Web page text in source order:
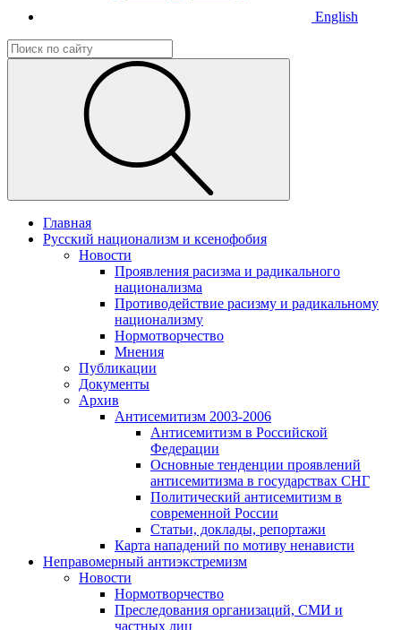
English
Главная
Русский национализм и ксенофобия
Новости
Проявления расизма и радикального
национализма
Противодействие расизму и радикальному
национализму
Нормотворчество
Мнения
Публикации
Документы
Архив
Антисемитизм 2003-2006
Антисемитизм в Российской
Федерации
Основные тенденции проявлений
антисемитизма в государствах СНГ
Политический антисемитизм в
современной России
Статьи, доклады, репортажи
Карта нападений по мотиву ненависти
Неправомерный антиэкстремизм
Новости
Нормотворчество
Преследования организаций, СМИ и
частных лиц